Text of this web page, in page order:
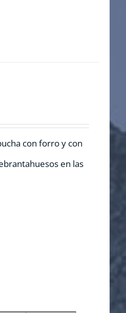
con forro y con
en las